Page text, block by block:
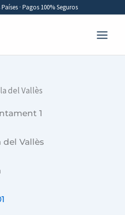
· Pagos 100% Seguros
del Vallès
1
del Vallès